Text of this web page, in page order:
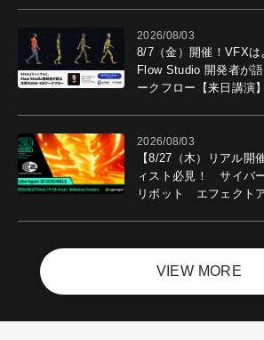
2026/08/03
8/7（金）開催！VFXは
Flow Studio 開発者が
ークフロー【来日講演】
2026/08/03
【8/27（木）リアル開
ィスト必見！ サイバ
リボット エフェクト
VIEW MORE